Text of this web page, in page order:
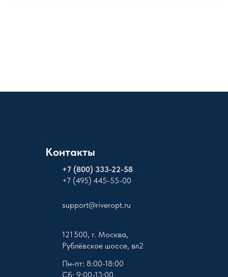
Контакты
+7 (800) 333-22-58
+7 (495) 445-55-00
support@riveropt.ru
121 500, г. Москва,
Рублёвское шоссе, вл2
Пн-пт: 8:00-18:00
Сб: 9:00-13:00